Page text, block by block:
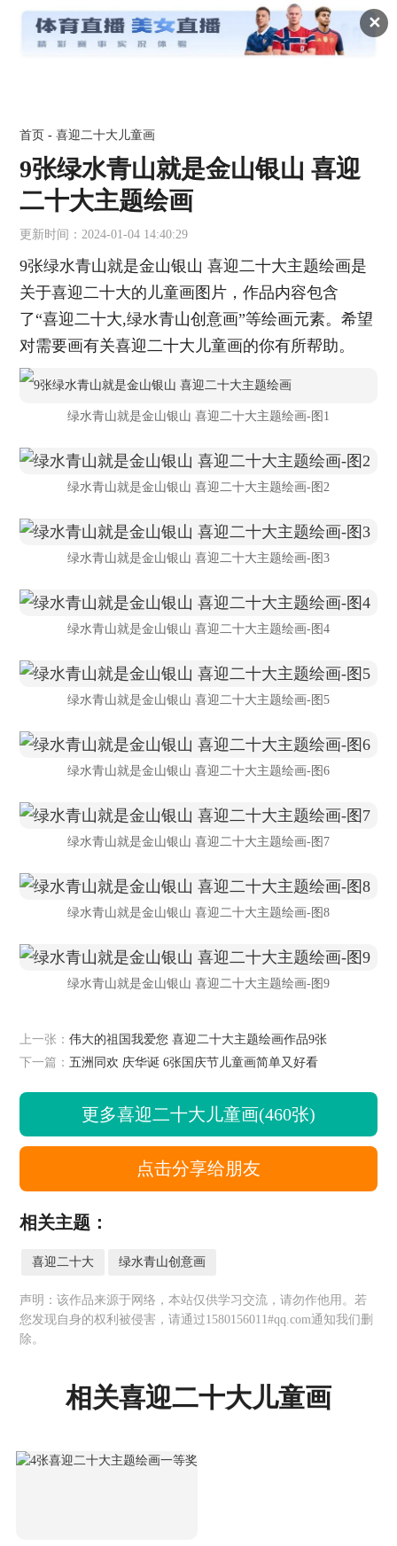
✕
首页 -喜迎二十大儿童画
9张绿水青山就是金山银山 喜迎
二十大主题绘画
更新时间：2024-01-04 14:40:29
9张绿水青山就是金山银山 喜迎二十大主题绘画是
关于喜迎二十大的儿童画图片，作品内容包含
了“喜迎二十大,绿水青山创意画”等绘画元素。希望
对需要画有关喜迎二十大儿童画的你有所帮助。
绿水青山就是金山银山 喜迎二十大主题绘画-图1
绿水青山就是金山银山 喜迎二十大主题绘画-图2
绿水青山就是金山银山 喜迎二十大主题绘画-图3
绿水青山就是金山银山 喜迎二十大主题绘画-图4
绿水青山就是金山银山 喜迎二十大主题绘画-图5
绿水青山就是金山银山 喜迎二十大主题绘画-图6
绿水青山就是金山银山 喜迎二十大主题绘画-图7
绿水青山就是金山银山 喜迎二十大主题绘画-图8
绿水青山就是金山银山 喜迎二十大主题绘画-图9
上一张：伟大的祖国我爱您 喜迎二十大主题绘画作品9张
下一篇：五洲同欢 庆华诞 6张国庆节儿童画简单又好看
更多喜迎二十大儿童画(460张)
点击分享给朋友
相关主题：
喜迎二十大 绿水青山创意画
声明：该作品来源于网络，本站仅供学习交流，请勿作他用。若
您发现自身的权利被侵害，请通过1580156011#qq.com通知我们删
除。
相关喜迎二十大儿童画